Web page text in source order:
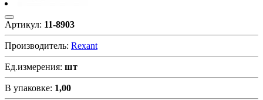
Артикул: 11-8903
Производитель: Rexant
Ед.измерения: шт
В упаковке: 1,00